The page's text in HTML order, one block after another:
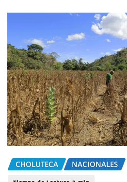
CHOLUTECA NACIONALES